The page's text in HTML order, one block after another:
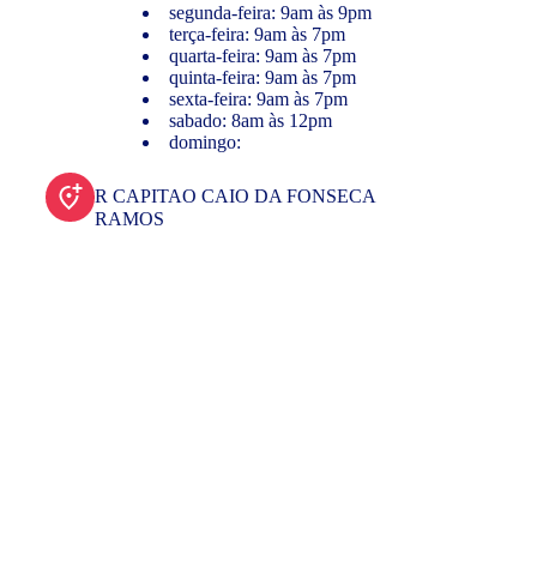
segunda-feira: 9am às 9pm
terça-feira: 9am às 7pm
quarta-feira: 9am às 7pm
quinta-feira: 9am às 7pm
sexta-feira: 9am às 7pm
sabado: 8am às 12pm
domingo:
R CAPITAO CAIO DA FONSECA
RAMOS